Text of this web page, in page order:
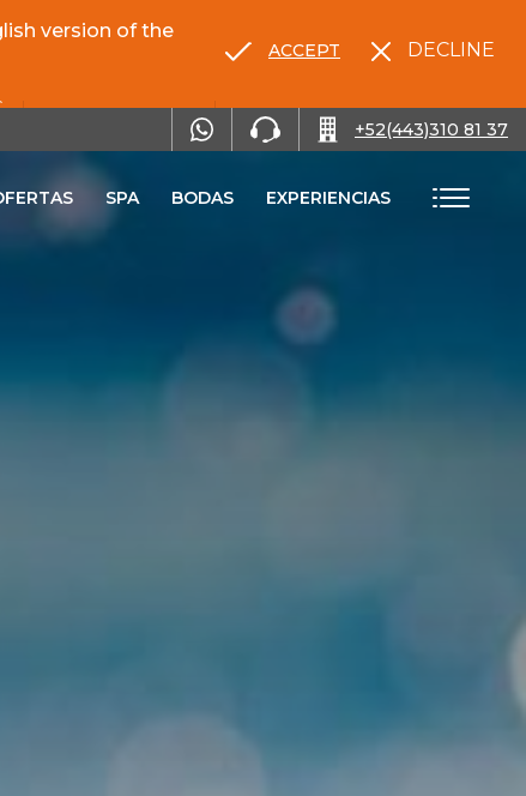
+52(443)310 81 37
SPA BODAS EXPERIENCIAS
version of the
ACCEPT DECLINE